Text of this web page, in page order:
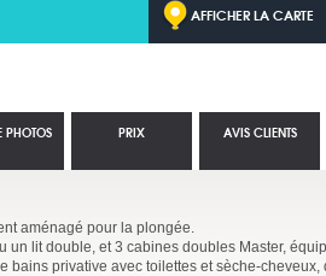
AFFICHER LA CARTE
aménagé pour la plongée.
lit double, et 3 cabines doubles Master,
bains privative avec toilettes et sèche-cheveux,
PHOTOS PRIX AVIS CLIENTS